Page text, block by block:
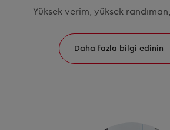
Yüksek verim, yüksek
Daha fazla bilgi edinin